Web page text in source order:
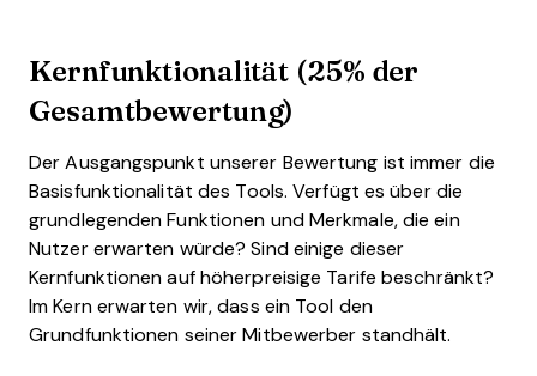
Kernfunktionalität (25% der
Gesamtbewertung)
Der Ausgangspunkt unserer Bewertung ist immer die
Basisfunktionalität des Tools. Verfügt es über die
grundlegenden Funktionen und Merkmale, die ein
Nutzer erwarten würde? Sind einige dieser
Kernfunktionen auf höherpreisige Tarife beschränkt?
Im Kern erwarten wir, dass ein Tool den
Grundfunktionen seiner Mitbewerber standhält.